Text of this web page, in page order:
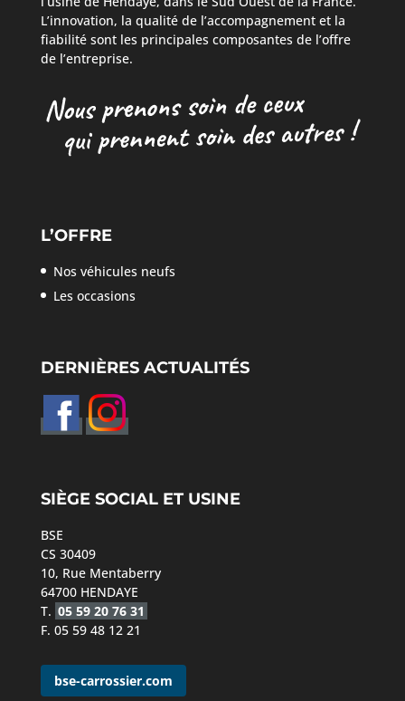
L’innovation, la qualité de l’accompagnement et la
fiabilité sont les principales composantes de l’offre
de l’entreprise.
L’OFFRE
Nos véhicules neufs
Les occasions
DERNIÈRES ACTUALITÉS
SIÈGE SOCIAL ET USINE
BSE
CS 30409
10, Rue Mentaberry
64700 HENDAYE
T. 05 59 20 76 31
F. 05 59 48 12 21
bse-carrossier.com